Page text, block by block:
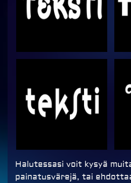
Halutessasi voit kysyä
painatusvärejä, tai